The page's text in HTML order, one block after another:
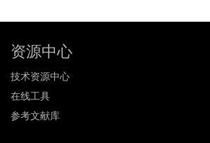
资源中心
技术资源中心
在线工具
参考文献库